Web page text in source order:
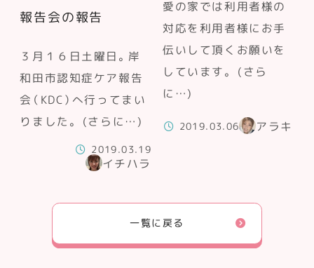
報告会の報告
３月１６日土曜日。岸
和田市認知症ケア報告
会（KDC）へ行ってまい
りました。 (さらに…)
2019.03.19
イチハラ
愛の家では利用者様の
対応を利用者様にお手
伝いして頂くお願いを
しています。 (さら
に…)
2019.03.06 アラキ
一覧に戻る